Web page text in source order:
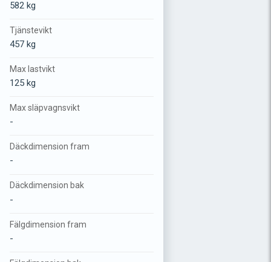
582 kg
Tjänstevikt
457 kg
Max lastvikt
125 kg
Max släpvagnsvikt
-
Däckdimension fram
-
Däckdimension bak
-
Fälgdimension fram
-